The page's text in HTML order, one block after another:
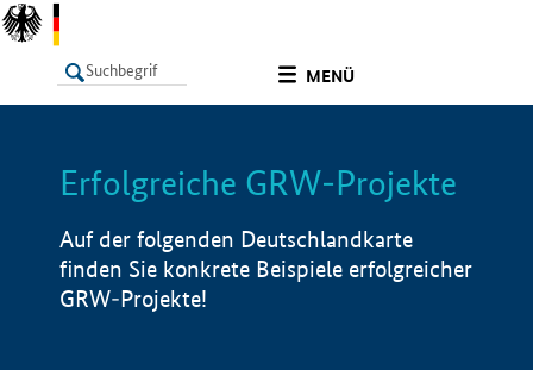
MENÜ
LISTE Info
Erfolgreiche GRW-Projekte
Auf der folgenden Deutschlandkarte
finden Sie konkrete Beispiele erfolgreicher
GRW-Projekte!